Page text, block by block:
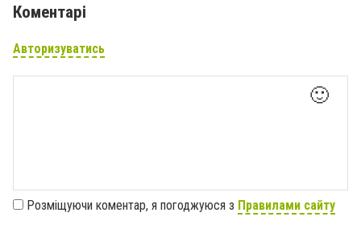
Коментарі
Авторизуватись
🙂
Розміщуючи коментар, я погоджуюся з Правилами сайту